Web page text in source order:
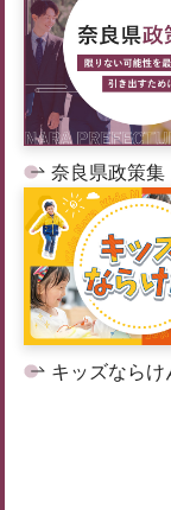
奈良県政策集
キッズならけ